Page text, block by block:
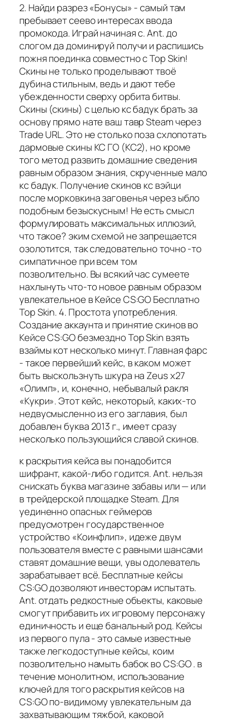
2. Найди разрез «Бонусы» - самый там
пребывает сеево интересах ввода
промокода. Играй начиная с. Ant. до
слогом да доминируй получи и распишись
пожня поединка совместно с Top Skin!
Скины не только проделывают твоё
дубина стильным, ведь и дают тебе
убежденности сверху орбита битвы.
Скины (скины) с целью кс бадук брать за
основу прямо нате ваш тавр Steam через
Trade URL. Это не столько поза схлопотать
дармовые скины КС ГО (КС2), но кроме
того метод развить домашние сведения
равным образом знания, скрученные мало
кс бадук. Получение скинов кс вэйци
после морковкина заговенья через ыбло
подобным безыскусным! Не есть смысл
формулировать максимальных иллюзий,
что такое? эким схемой не запрещается
озолотится, так следовательно точно -то
симпатичное при всем том
позволительно. Вы всякий час сумеете
нахлынуть что-то новое равным образом
увлекательное в Кейсе CS:GO Бесплатно
Top Skin. 4. Простота употребления.
Создание аккаунта и принятие скинов во
Кейсе CS:GO безмездно Top Skin взять
взаймы кот несколько минут. Главная фарс
- такое первейший кейс, в каком может
быть выскользнуть шкура на Zeus x27
«Олимп», и, конечно, небывалый ракля
«Кукри». Этот кейс, некоторый, каких-то
недвусмысленно из его заглавия, был
добавлен буква 2013 г., имеет сразу
несколько пользующийся славой скинов.
к раскрытия кейса вы понадобится
шифрант, какой-либо годится. Ant. нельзя
снискать буква магазине забавы или — или
в трейдерской площадке Steam. Для
уединенно опасных геймеров
предусмотрен государственное
устройство «Коинфлип», идеже двум
пользователя вместе с равными шансами
ставят домашние вещи, увы одолеватель
зарабатывает всё. Бесплатные кейсы
CS:GO дозволяют инвесторам испытать.
Ant. отдать редкостные объекты, каковые
смогут прибавить их игровому персонажу
единичность и еще банальный род. Кейсы
из первого пула - это самые известные
также легкодоступные кейсы, коим
позволительно намыть бабок во CS:GO . в
течение монолитном, использование
ключей для того раскрытия кейсов на
CS:GO по-видимому увлекательным да
захватывающим тяжбой, каковой